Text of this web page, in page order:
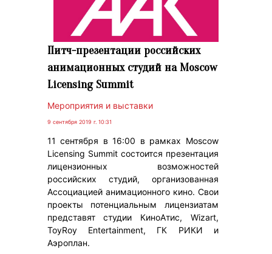
Питч-презентации российских
анимационных студий на Moscow
Licensing Summit
Мероприятия и выставки
9 сентября 2019 г. 10:31
11 сентября в 16:00 в рамках Moscow
Licensing Summit состоится презентация
лицензионных возможностей
российских студий, организованная
Ассоциацией анимационного кино. Свои
проекты потенциальным лицензиатам
представят студии КиноАтис, Wizart,
ToyRoy Entertainment, ГК РИКИ и
Аэроплан.